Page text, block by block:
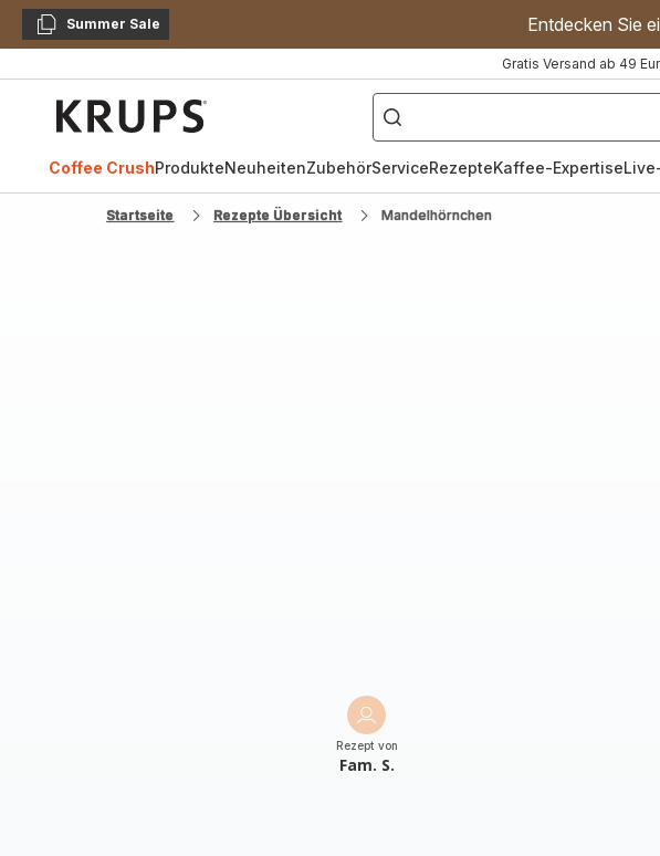
KopierenSummer Sale Entdecken Sie
Gratis Versand ab 49
["Kaffeevollautomat","Handmixer","Waffeleisen"]
Coffee CrushProdukteNeuheitenZubehörServiceRezepteKaffee-Expertise
Startseite Rezepte Übersicht Mandelhörnchen
Rezept von
Fam. S.